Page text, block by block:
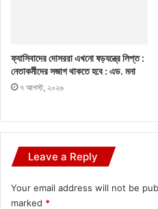
ফ্যাসিবাদের দোসররা এখনো ষড়যন্ত্রে লিপ্ত :
নেতাকর্মীদের সজাগ থাকতে হবে : এড. মনা
৭ আগস্ট, ২০২৬
Leave a Reply
Your email address will not be
marked *